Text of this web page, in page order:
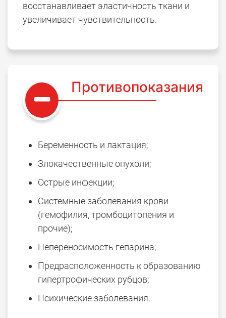
восстанавливает эластичность ткани и
увеличивает чувствительность.
Противопоказания
Беременность и лактация;
Злокачественные опухоли;
Острые инфекции;
Системные заболевания крови
(гемофилия, тромбоцитопения и
прочие);
Непереносимость гепарина;
Предрасположенность к образованию
гипертрофических рубцов;
Психические заболевания.